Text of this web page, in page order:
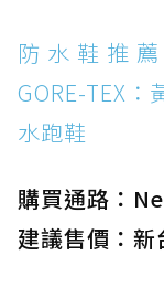
防水鞋
異大底與
防水鞋推
防水鞋推
GORE-TEX
水跑鞋
購買通路：
建議售價：